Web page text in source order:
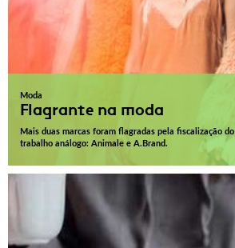
Moda
Flagrante na moda
Mais duas marcas foram flagradas pela fiscalização do
trabalho análogo: Animale e A.Brand.